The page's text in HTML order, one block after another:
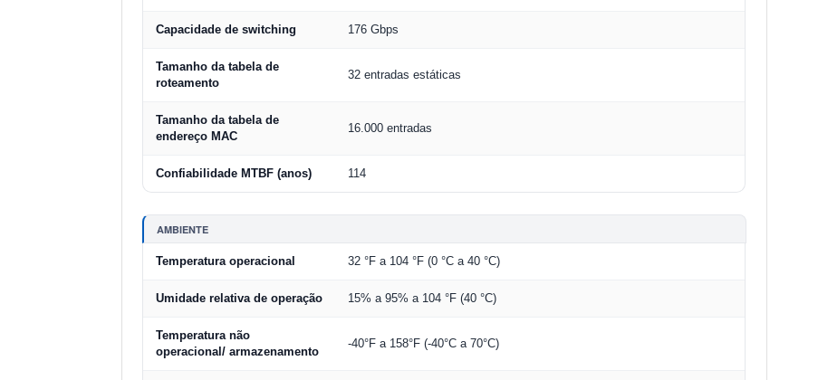
Capacidade de switching 176 Gbps
Tamanho da tabela de
roteamento
32 entradas estáticas
Tamanho da tabela de
endereço MAC
16.000 entradas
Confiabilidade MTBF (anos) 114
AMBIENTE
Temperatura operacional 32 °F a 104 °F (0 °C a 40 °C)
Umidade relativa de operação 15% a 95% a 104 °F (40 °C)
Temperatura não
operacional/ armazenamento
-40°F a 158°F (-40°C a 70°C)